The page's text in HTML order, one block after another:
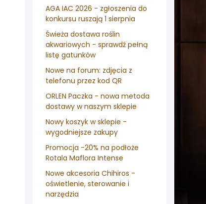
AGA IAC 2026 - zgłoszenia do
konkursu ruszają 1 sierpnia
Świeża dostawa roślin
akwariowych - sprawdź pełną
listę gatunków
Nowe na forum: zdjęcia z
telefonu przez kod QR
ORLEN Paczka - nowa metoda
dostawy w naszym sklepie
Nowy koszyk w sklepie -
wygodniejsze zakupy
Promocja -20% na podłoże
Rotala Maflora Intense
Nowe akcesoria Chihiros -
oświetlenie, sterowanie i
narzędzia